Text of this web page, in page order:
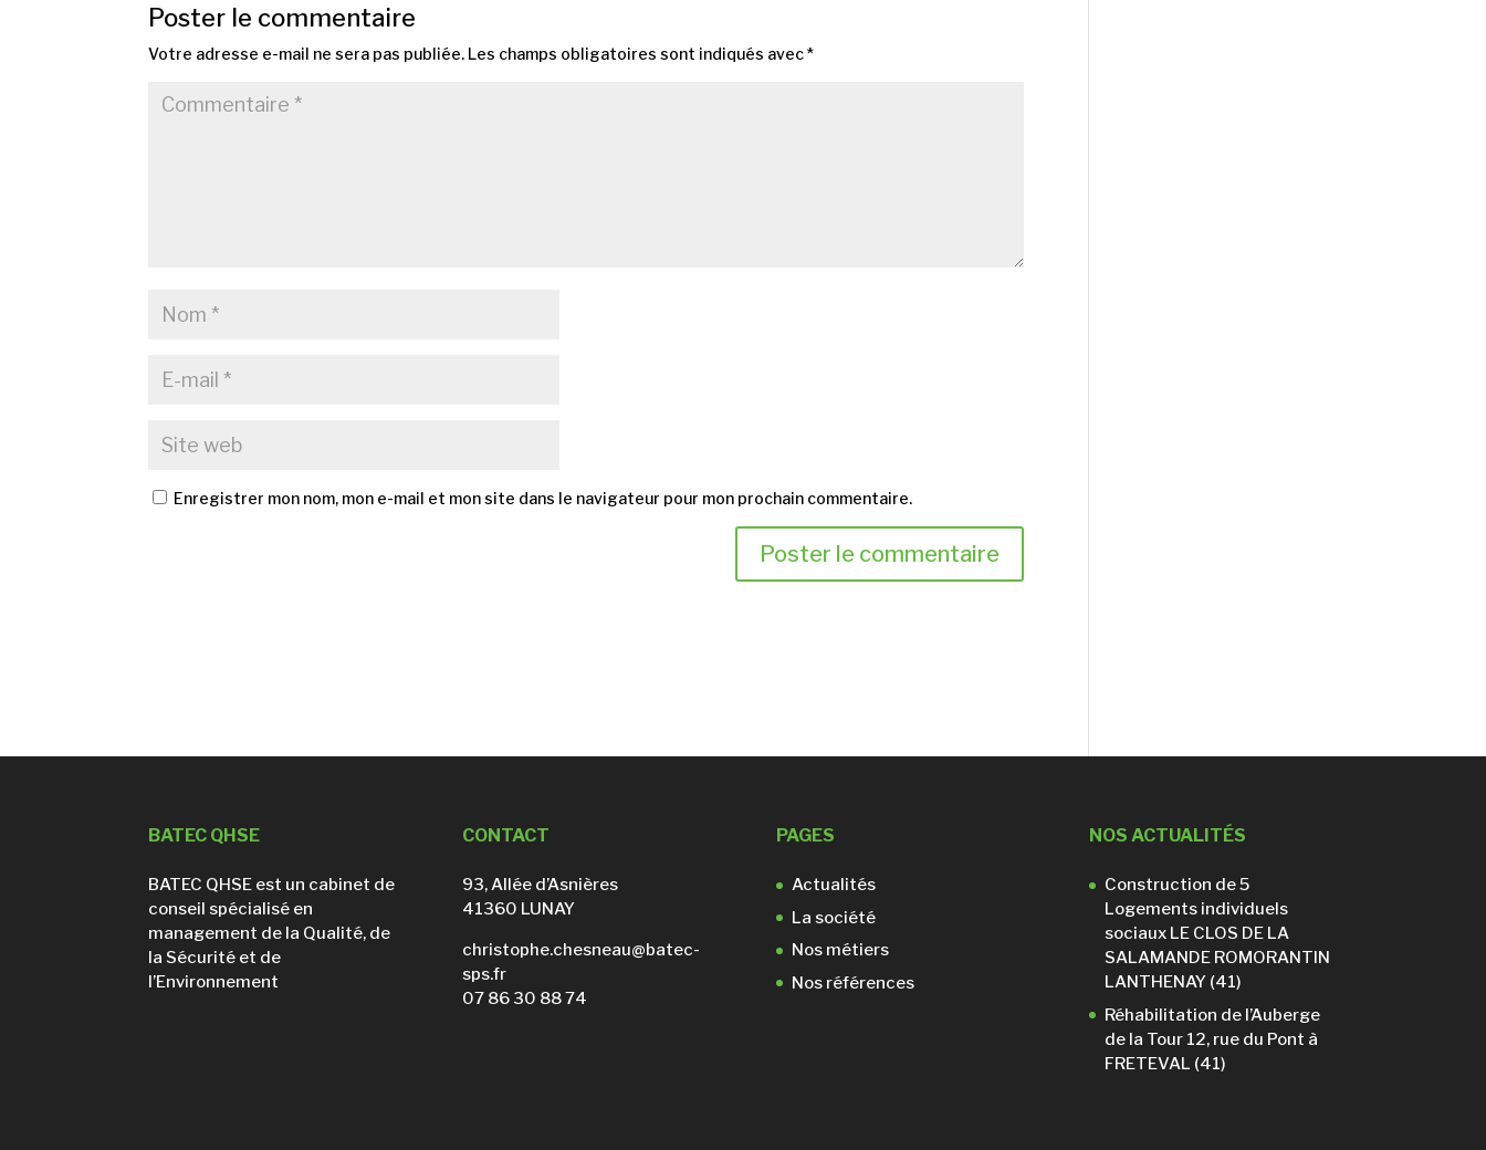
Poster le commentaire
Votre adresse e-mail ne sera pas publiée. Les champs obligatoires sont indiqués avec*
Enregistrer mon nom, mon e-mail et mon site dans le navigateur pour mon prochain commentaire.
BATEC QHSE
BATEC QHSE est un cabinet de
conseil spécialisé en
management de la Qualité, de
la Sécurité et de
l’Environnement
CONTACT
93, Allée d’Asnières
41360 LUNAY
christophe.chesneau@batec-
sps.fr
07 86 30 88 74
PAGES
Actualités
La société
Nos métiers
Nos références
NOS ACTUALITÉS
Construction de 5
Logements individuels
sociaux LE CLOS DE LA
SALAMANDE ROMORANTIN
LANTHENAY (41)
Réhabilitation de l’Auberge
de la Tour 12, rue du Pont à
FRETEVAL (41)